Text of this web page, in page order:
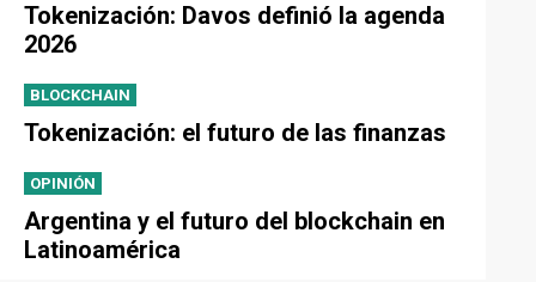
Tokenización: Davos definió la agenda
2026
BLOCKCHAIN
Tokenización: el futuro de las finanzas
OPINIÓN
Argentina y el futuro del blockchain en
Latinoamérica